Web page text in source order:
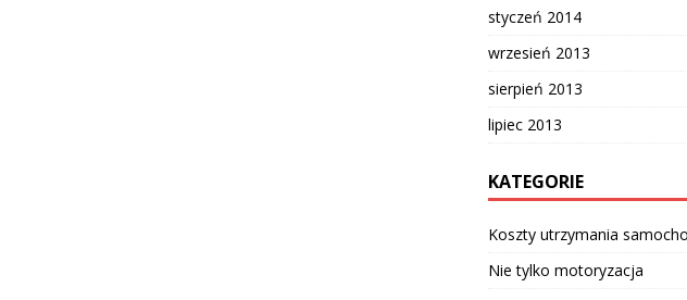
styczeń 2014
wrzesień 2013
sierpień 2013
lipiec 2013
KATEGORIE
Koszty utrzymania
Nie tylko motoryzacja